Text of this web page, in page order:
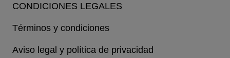
CONDICIONES LEGALES
Términos y condiciones
Aviso legal y política de privacidad